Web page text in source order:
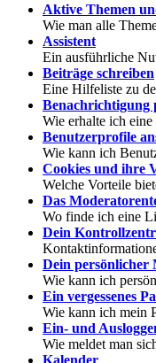
Aktive Themen
Wie man alle
Assistent
Ein ausführliche
Beiträge schreiben
Eine Hilfeliste zu
Benachrichtigung
Wie erhalte ich
Benutzerprofile
Wie kann ich
Cookies und ihre
Welche Vorteile
Das
Wo finde ich eine
Dein
Dein persönlicher
Wie kann ich
Ein vergessenes
Wie kann ich mein
Ein- und
Wie meldet man
Kalender